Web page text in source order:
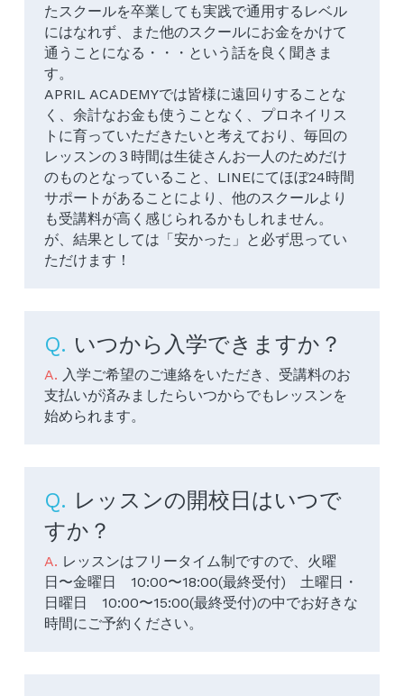
たスクールを卒業しても実践で通用するレベル
にはなれず、また他のスクールにお金をかけて
通うことになる・・・という話を良く聞きま
す。
APRIL ACADEMYでは皆様に遠回りすることな
く、余計なお金も使うことなく、プロネイリス
トに育っていただきたいと考えており、毎回の
レッスンの３時間は生徒さんお一人のためだけ
のものとなっていること、LINEにてほぼ24時間
サポートがあることにより、他のスクールより
も受講料が高く感じられるかもしれません。
が、結果としては「安かった」と必ず思ってい
ただけます！
Q. いつから入学できますか？
A. 入学ご希望のご連絡をいただき、受講料のお
支払いが済みましたらいつからでもレッスンを
始められます。
Q. レッスンの開校日はいつで
すか？
A. レッスンはフリータイム制ですので、火曜
日〜金曜日　10:00〜18:00(最終受付)　土曜日・
日曜日　10:00〜15:00(最終受付)の中でお好きな
時間にご予約ください。